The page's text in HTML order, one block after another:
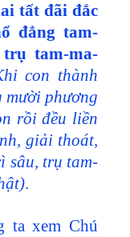
tất đãi đắc
đẳng tam-
tam-ma-
con thành
mười phương
rồi đều liền
giải thoát,
sâu, trụ tam-
.
ta xem Chú